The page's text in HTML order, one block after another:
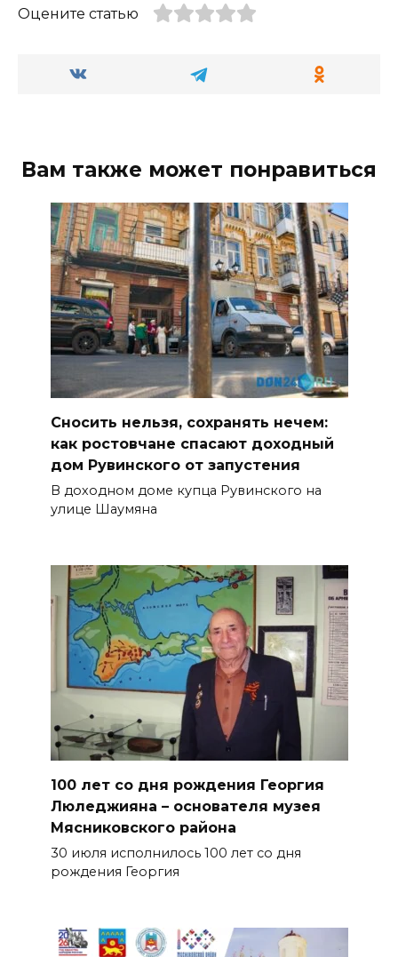
Оцените статью
Вам также может понравиться
Сносить нельзя, сохранять нечем:
как ростовчане спасают доходный
дом Рувинского от запустения
В доходном доме купца Рувинского на
улице Шаумяна
100 лет со дня рождения Георгия
Люледжияна – основателя музея
Мясниковского района
30 июля исполнилось 100 лет со дня
рождения Георгия